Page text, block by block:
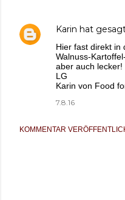
Karin hat
Hier fast direkt in
Walnuss-
aber auch lecker!
LG
Karin von Food
7.8.16
KOMMENTAR